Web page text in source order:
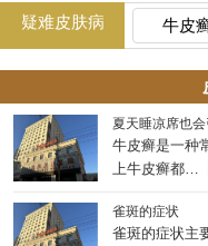
疑难皮肤病 牛皮
夏天睡凉席也
牛皮癣是一种
上牛皮癣都…
雀斑的症状
雀斑的症状主